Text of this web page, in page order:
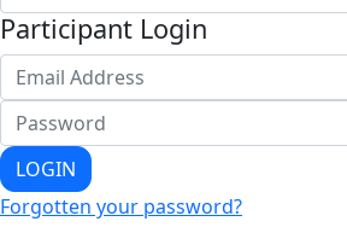
Participant Login
LOGIN
Forgotten your password?